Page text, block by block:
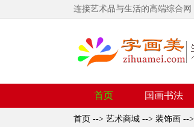
连接艺术品与生活的高端综合网
首页 国画书法
首页 --> 艺术商城 --> 装饰画 -->